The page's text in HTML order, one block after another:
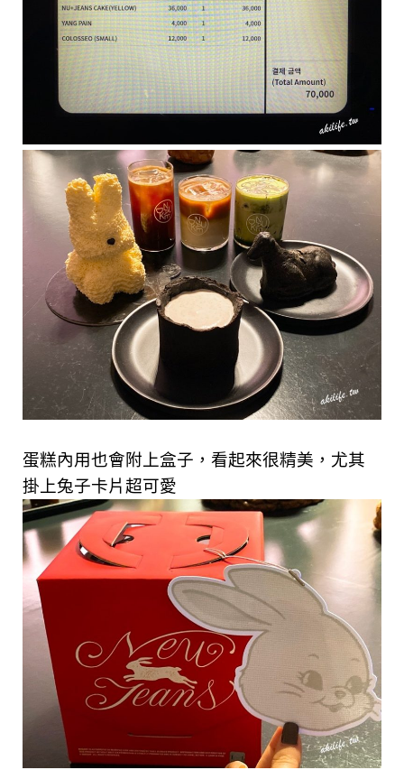
蛋糕內用也會附上盒子，看起來很精美，尤其
掛上兔子卡片超可愛